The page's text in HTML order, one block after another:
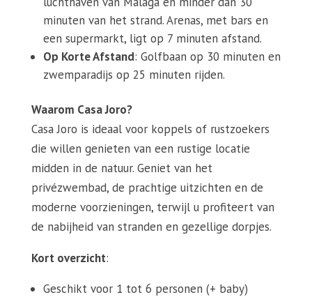
minuten van het strand. Arenas, met bars en
een supermarkt, ligt op 7 minuten afstand.
Op Korte Afstand: Golfbaan op 30 minuten en
zwemparadijs op 25 minuten rijden.
Waarom Casa Joro?
Casa Joro is ideaal voor koppels of rustzoekers
die willen genieten van een rustige locatie
midden in de natuur. Geniet van het
privézwembad, de prachtige uitzichten en de
moderne voorzieningen, terwijl u profiteert van
de nabijheid van stranden en gezellige dorpjes.
Kort overzicht:
Geschikt voor 1 tot 6 personen (+ baby)